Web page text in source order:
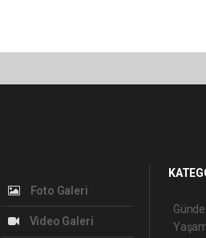
Foto Galeri
Video Galeri